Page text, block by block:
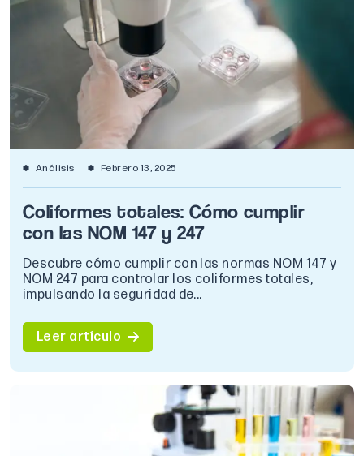
Análisis Febrero 13, 2025
Coliformes totales: Cómo cumplir
con las NOM 147 y 247
Descubre cómo cumplir con las normas NOM 147 y
NOM 247 para controlar los coliformes totales,
impulsando la seguridad de...
Leer artículo